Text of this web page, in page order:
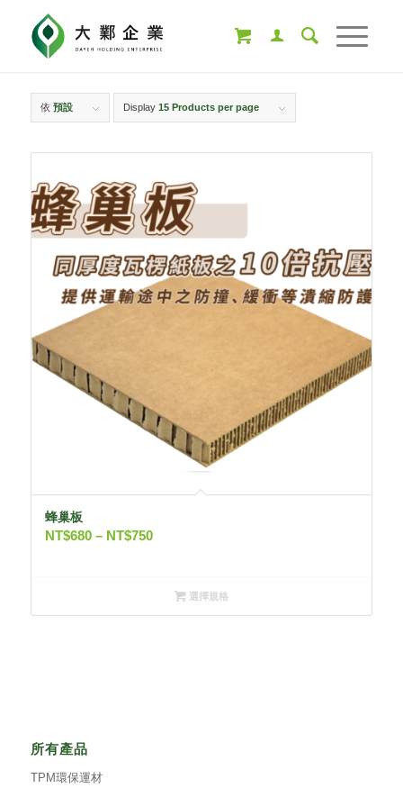
依 預設 Display 15 Products per page
蜂巢板
NT$680– NT$750
選擇規格
所有產品
TPM環保運材